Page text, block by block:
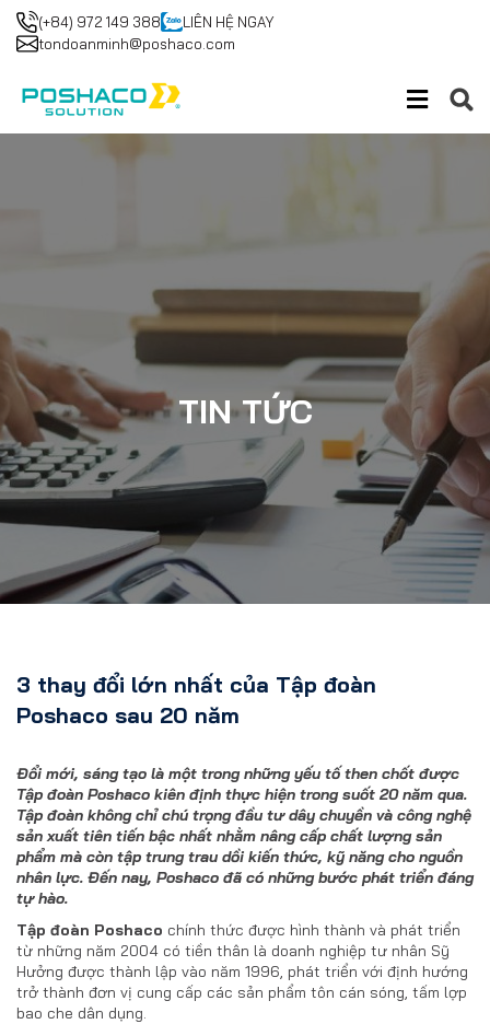
(+84) 972 149 388
LIÊN HỆ NGAY
tondoanminh@poshaco.com
TIN TỨC
3 thay đổi lớn nhất của Tập đoàn
Poshaco sau 20 năm
Đổi mới, sáng tạo là một trong những yếu tố then chốt được
Tập đoàn Poshaco kiên định thực hiện trong suốt 20 năm qua.
Tập đoàn không chỉ chú trọng đầu tư dây chuyền và công nghệ
sản xuất tiên tiến bậc nhất nhằm nâng cấp chất lượng sản
phẩm mà còn tập trung trau dồi kiến thức, kỹ năng cho nguồn
nhân lực. Đến nay, Poshaco đã có những bước phát triển đáng
tự hào.
Tập đoàn Poshaco chính thức được hình thành và phát triển
từ những năm 2004 có tiền thân là doanh nghiệp tư nhân Sỹ
Hưởng được thành lập vào năm 1996, phát triển với định hướng
trở thành đơn vị cung cấp các sản phẩm tôn cán sóng, tấm lợp
bao che dân dụng.